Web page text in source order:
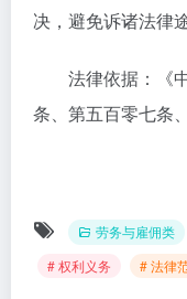
决，避免诉诸法律途
法律依据：《中
条、第五百零七条
劳务与雇佣类
# 权利义务
# 法律